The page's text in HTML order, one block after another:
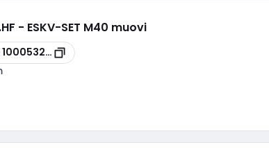
- ESKV-SET M40 muovi
100053201